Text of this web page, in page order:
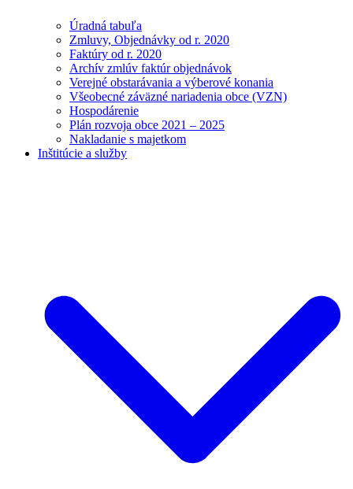
Úradná tabuľa
Zmluvy, Objednávky od r. 2020
Faktúry od r. 2020
Archív zmlúv faktúr objednávok
Verejné obstarávania a výberové konania
Všeobecné záväzné nariadenia obce (VZN)
Hospodárenie
Plán rozvoja obce 2021 – 2025
Nakladanie s majetkom
Inštitúcie a služby